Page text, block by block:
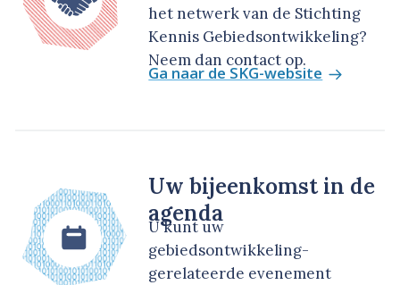
het netwerk van de Stichting
Kennis Gebiedsontwikkeling?
Neem dan contact op.
Ga naar de SKG-website
Uw bijeenkomst in de
agenda
U kunt uw
gebiedsontwikkeling-
gerelateerde evenement